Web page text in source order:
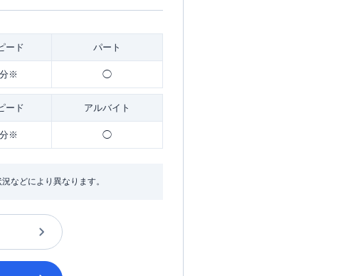
ード パート
※ ◯
ード アルバイト
※ ◯
などにより異なります。